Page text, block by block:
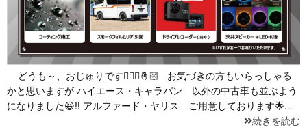
どうも～、おじゅりです🙋🏻‍♀️🤞🏻 お気づきの方もいらっしゃる
かと思いますが ハイエース・キャラバン 以外の中古車も並ぶよう
になりました😆‼️ アルファード・ヤリス ご用意しております🌟…
続きを読む